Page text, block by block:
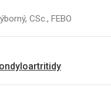
CSc., FEBO